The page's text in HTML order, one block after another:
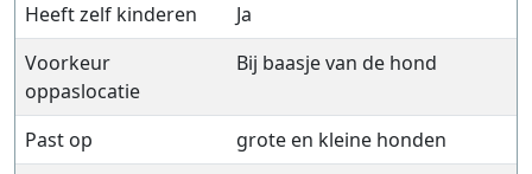
Heeft zelf kinderen
Ja
Voorkeur
oppaslocatie
Bij baasje van de hond
Past op
grote en kleine honden